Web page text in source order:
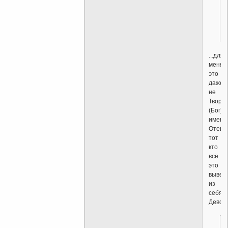
...для
меня
это
даже
не
(Бог),а
Отец-
тот
кто
всё
это
вывел
из